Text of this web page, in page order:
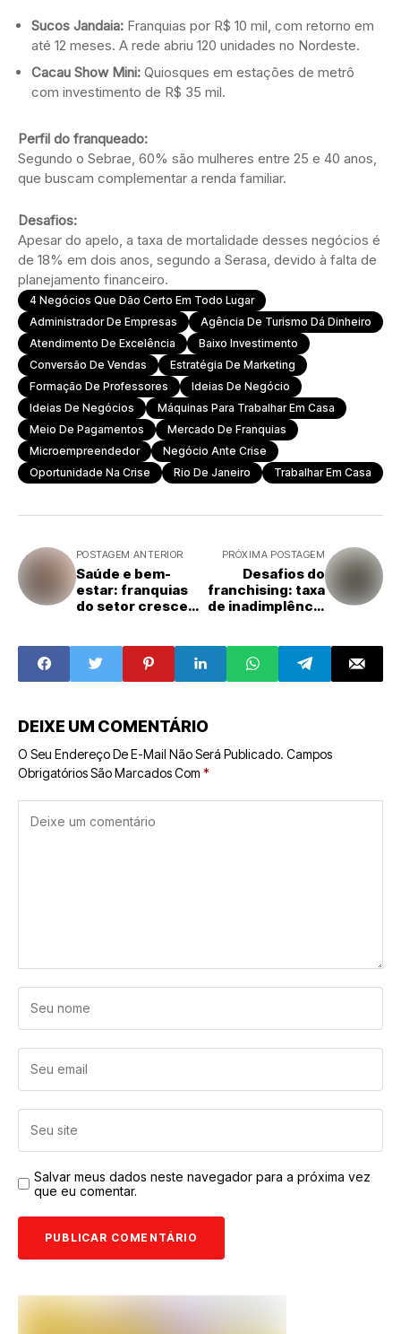
Sucos Jandaia: Franquias por R$ 10 mil, com retorno em
até 12 meses. A rede abriu 120 unidades no Nordeste.
Cacau Show Mini: Quiosques em estações de metrô
com investimento de R$ 35 mil.
Perfil do franqueado:
Segundo o Sebrae, 60% são mulheres entre 25 e 40 anos,
que buscam complementar a renda familiar.
Desafios:
Apesar do apelo, a taxa de mortalidade desses negócios é
de 18% em dois anos, segundo a Serasa, devido à falta de
planejamento financeiro.
4 Negócios Que Dão Certo Em Todo Lugar
Administrador De Empresas
Agência De Turismo Dá Dinheiro
Atendimento De Excelência
Baixo Investimento
Conversão De Vendas
Estratégia De Marketing
Formação De Professores
Ideias De Negócio
Ideias De Negócios
Máquinas Para Trabalhar Em Casa
Meio De Pagamentos
Mercado De Franquias
Microempreendedor
Negócio Ante Crise
Oportunidade Na Crise
Rio De Janeiro Trabalhar Em Casa
POSTAGEM ANTERIOR
Saúde e bem-
estar: franquias
do setor crescem
clínicas estéticas
PRÓXIMA POSTAGEM
Desafios do
franchising: taxa
de inadimplência
Serasa
DEIXE UM COMENTÁRIO
O Seu Endereço De E-Mail Não Será Publicado. Campos
Obrigatórios São Marcados Com *
Salvar meus dados neste navegador para a próxima vez
que eu comentar.